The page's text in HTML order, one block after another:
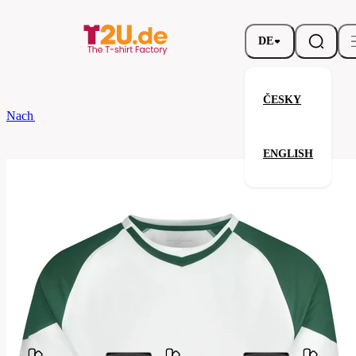
DE
ČESKY
ENGLISH
Nach dem Brand
Parameter
Marke
Nicholson
Code
Verwandte Produkte